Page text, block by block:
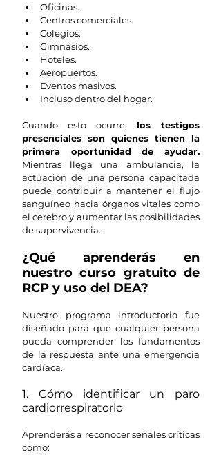
Oficinas.
Centros comerciales.
Colegios.
Gimnasios.
Hoteles.
Aeropuertos.
Eventos masivos.
Incluso dentro del hogar.
Cuando esto ocurre, los testigos
presenciales son quienes tienen la
Mientras llega una ambulancia, la
actuación de una persona capacitada
puede contribuir a mantener el flujo
sanguíneo hacia órganos vitales como
el cerebro y aumentar las posibilidades
de supervivencia.
¿Qué aprenderás en
nuestro curso gratuito de
RCP y uso del DEA?
Nuestro programa introductorio fue
diseñado para que cualquier persona
pueda comprender los fundamentos
de la respuesta ante una emergencia
cardíaca.
1. Cómo identificar un paro
cardiorrespiratorio
Aprenderás a reconocer señales críticas
como: